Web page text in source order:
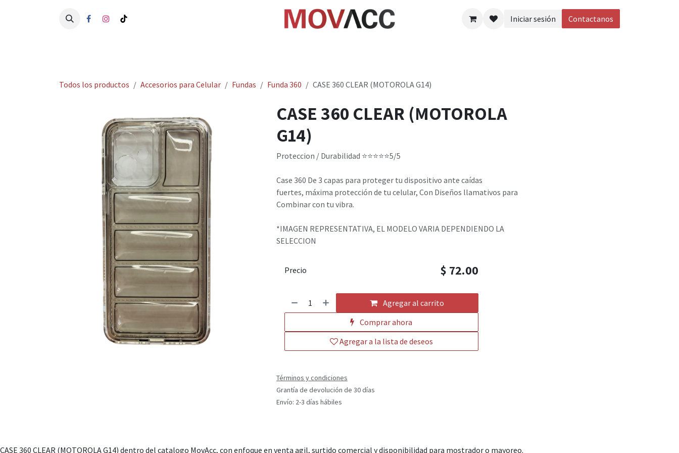
Iniciar sesión
Contactanos
Todos los productos Accesorios para Celular Fundas Funda 360 CASE 360 CLEAR (MOTOROLA G14)
CASE 360 CLEAR (MOTOROLA
G14)
Proteccion / Durabilidad ⭐⭐⭐⭐⭐5/5
Case 360 De 3 capas para proteger tu dispositivo ante caídas
fuertes, máxima protección de tu celular, Con Diseños llamativos para
Combinar con tu vibra.
*IMAGEN REPRESENTATIVA, EL MODELO VARIA DEPENDIENDO LA
SELECCION
Agregar al carrito
Comprar ahora
Agregar a la lista de deseos
Precio $ 72.00
Términos y condiciones
Grantía de devolución de 30 días
Envío: 2-3 días hábiles
CASE 360 CLEAR (MOTOROLA G14) dentro del catalogo MovAcc, con enfoque en venta agil, surtido comercial y disponibilidad para mostrador o mayoreo.